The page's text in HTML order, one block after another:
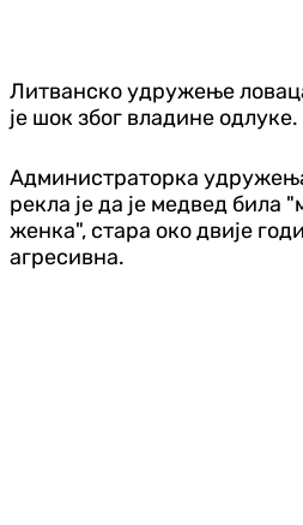
Литванско удружење
је шок због владине одлуке.
Администраторка
рекла је да је медвед била
женка", стара око двије
агресивна.